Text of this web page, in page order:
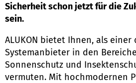
Sicherheit schon jetzt für die
sein.
ALUKON bietet Ihnen, als
Systemanbieter in den
Sonnenschutz und
vermuten. Mit hochmodernen